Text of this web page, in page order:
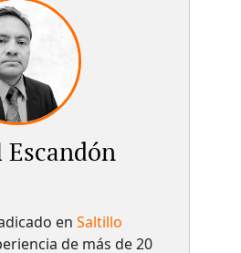
Escandón
en Saltillo
de más de 20